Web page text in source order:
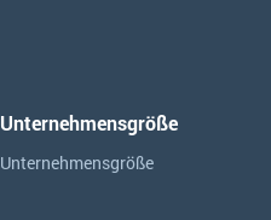
Unternehmensgröße
Unternehmensgröße